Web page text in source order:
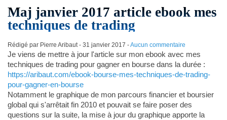
Maj janvier 2017 article ebook mes
techniques de trading
Rédigé par Pierre Aribaut - 31 janvier 2017 -Aucun commentaire
Je viens de mettre à jour l'article sur mon ebook avec mes
techniques de trading pour gagner en bourse dans la durée :
https://aribaut.com/ebook-bourse-mes-techniques-de-trading-
pour-gagner-en-bourse
Notamment le graphique de mon parcours financier et boursier
global qui s'arrêtait fin 2010 et pouvait se faire poser des
questions sur la suite, la mise à jour du graphique apporte la